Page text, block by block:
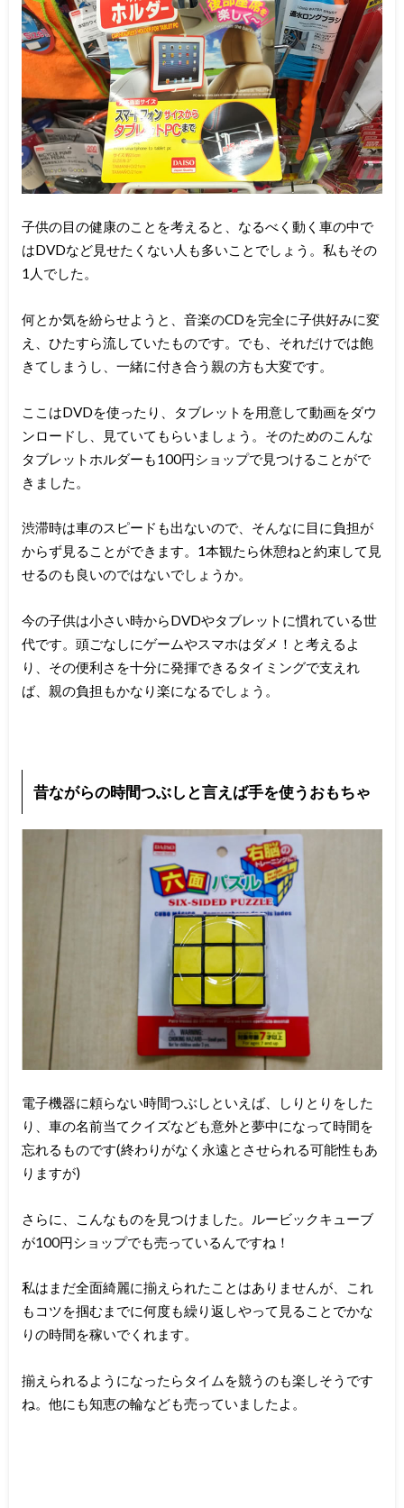
子供の目の健康のことを考えると、なるべく動く車の中で
はDVDなど見せたくない人も多いことでしょう。私もその
1人でした。
何とか気を紛らせようと、音楽のCDを完全に子供好みに変
え、ひたすら流していたものです。でも、それだけでは飽
きてしまうし、一緒に付き合う親の方も大変です。
ここはDVDを使ったり、タブレットを用意して動画をダウ
ンロードし、見ていてもらいましょう。そのためのこんな
タブレットホルダーも100円ショップで見つけることがで
きました。
渋滞時は車のスピードも出ないので、そんなに目に負担が
からず見ることができます。1本観たら休憩ねと約束して見
せるのも良いのではないでしょうか。
今の子供は小さい時からDVDやタブレットに慣れている世
代です。頭ごなしにゲームやスマホはダメ！と考えるよ
り、その便利さを十分に発揮できるタイミングで支えれ
ば、親の負担もかなり楽になるでしょう。
昔ながらの時間つぶしと言えば手を使うおもちゃ
電子機器に頼らない時間つぶしといえば、しりとりをした
り、車の名前当てクイズなども意外と夢中になって時間を
忘れるものです(終わりがなく永遠とさせられる可能性もあ
りますが)
さらに、こんなものを見つけました。ルービックキューブ
が100円ショップでも売っているんですね！
私はまだ全面綺麗に揃えられたことはありませんが、これ
もコツを掴むまでに何度も繰り返しやって見ることでかな
りの時間を稼いでくれます。
揃えられるようになったらタイムを競うのも楽しそうです
ね。他にも知恵の輪なども売っていましたよ。